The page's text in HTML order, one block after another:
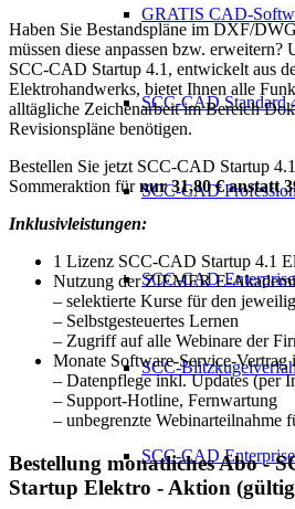
GRATIS CAD-
SCC-CAD Standard
SCC-CAD
SCC-CAD
SCC-
SCC-CAD
Haben Sie Bestandspläne im DXF/
müssen diese anpassen bzw.
SCC-CAD Startup 4.1, entwickelt aus
Elektrohandwerks, bietet Ihnen alle
alltägliche Zeichenarbeit im Bereich
Revisionspläne benötigen.
Bestellen Sie jetzt SCC-CAD Startup
Sommeraktion fürnur 31,80 € anstatt
Inklusivleistungen:
1 Lizenz SCC-CAD Startup 4.1
Nutzung der ZIEMER E-
– selektierte Kurse für den
– Selbstgesteuertes Lernen
– Zugriff auf alle Webinare der
Monate Software-Service-Vertrag
– Datenpflege inkl. Updates (per
– Support-Hotline, Fernwartung
– unbegrenzte Webinarteilnahme
Bestellung monatliches Abo -
Startup Elektro - Aktion (gültig